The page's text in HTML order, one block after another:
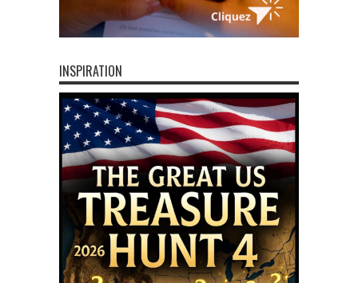
INSPIRATION